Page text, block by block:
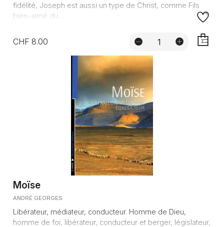
fidélité, Joseph est aussi un type de Christ, comme Fils
bien-aimé du ...
CHF 8.00
Moïse
ANDRÉ GEORGES
Libérateur, médiateur, conducteur. Homme de Dieu,
homme de foi, libérateur, conducteur et berger, législateur,